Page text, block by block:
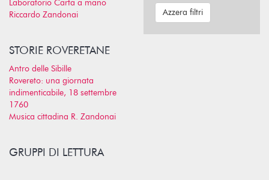
Laboratorio Carta a mano
Riccardo Zandonai
STORIE ROVERETANE
Antro delle Sibille
Rovereto: una giornata
indimenticabile, 18 settembre
1760
Musica cittadina R. Zandonai
GRUPPI DI LETTURA
Azzera filtri